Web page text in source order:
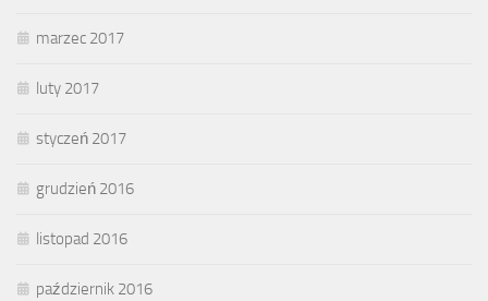
marzec 2017
luty 2017
styczeń 2017
grudzień 2016
listopad 2016
październik 2016